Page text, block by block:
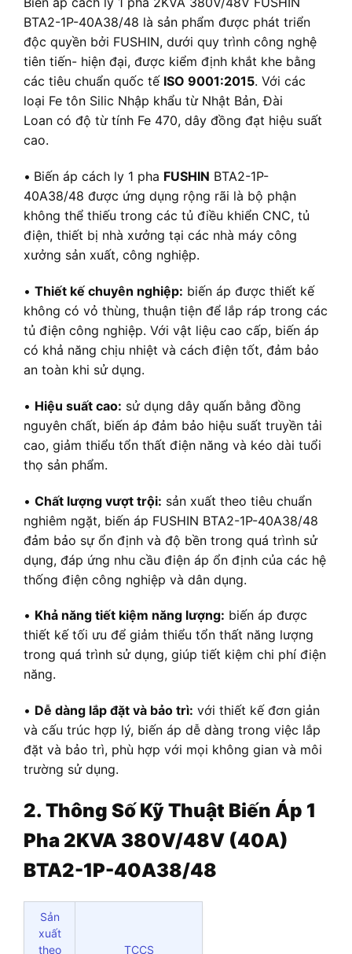
BTA2-1P-40A38/48 là sản phẩm được phát triển
độc quyền bởi FUSHIN, dưới quy trình công nghệ
tiên tiến- hiện đại, được kiểm định khắt khe bằng
các tiêu chuẩn quốc tế ISO 9001:2015. Với các
loại Fe tôn Silic Nhập khẩu từ Nhật Bản, Đài
Loan có độ từ tính Fe 470, dây đồng đạt hiệu suất
cao.
• Biến áp cách ly 1 pha FUSHIN BTA2-1P-
40A38/48 được ứng dụng rộng rãi là bộ phận
không thể thiếu trong các tủ điều khiển CNC, tủ
điện, thiết bị nhà xưởng tại các nhà máy công
xưởng sản xuất, công nghiệp.
• Thiết kế chuyên nghiệp: biến áp được thiết kế
không có vỏ thùng, thuận tiện để lắp ráp trong các
tủ điện công nghiệp. Với vật liệu cao cấp, biến áp
có khả năng chịu nhiệt và cách điện tốt, đảm bảo
an toàn khi sử dụng.
• Hiệu suất cao: sử dụng dây quấn bằng đồng
nguyên chất, biến áp đảm bảo hiệu suất truyền tải
cao, giảm thiểu tổn thất điện năng và kéo dài tuổi
thọ sản phẩm.
• Chất lượng vượt trội: sản xuất theo tiêu chuẩn
nghiêm ngặt, biến áp FUSHIN BTA2-1P-40A38/48
đảm bảo sự ổn định và độ bền trong quá trình sử
dụng, đáp ứng nhu cầu điện áp ổn định của các hệ
thống điện công nghiệp và dân dụng.
• Khả năng tiết kiệm năng lượng: biến áp được
thiết kế tối ưu để giảm thiểu tổn thất năng lượng
trong quá trình sử dụng, giúp tiết kiệm chi phí điện
năng.
• Dễ dàng lắp đặt và bảo trì: với thiết kế đơn giản
và cấu trúc hợp lý, biến áp dễ dàng trong việc lắp
đặt và bảo trì, phù hợp với mọi không gian và môi
trường sử dụng.
2. Thông Số Kỹ Thuật Biến Áp 1
Pha 2KVA 380V/48V (40A)
BTA2-1P-40A38/48
Sản
xuất
theo
TCCS